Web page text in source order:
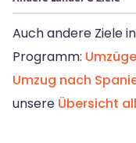
Auch andere Ziele
Programm:
Umzug nach
unsere Übersicht